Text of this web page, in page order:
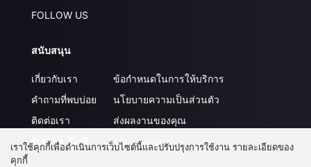
FOLLOW US
สนับสนุน
เกี่ยวกับเรา
คำถามที่พบบ่อย
ติดต่อเรา
อัปเกรด วีไอพี
ข้อกำหนดในการให้บริการ
นโยบายความเป็นส่วนตัว
ส่งผลงานของคุณ
ร่วมงานกับเรา
เราใช้คุกกี้เพื่อดำเนินการเว็บไซต์นี้และปรับปรุงการใช้งาน รายละเอียดของ
คุกกี้